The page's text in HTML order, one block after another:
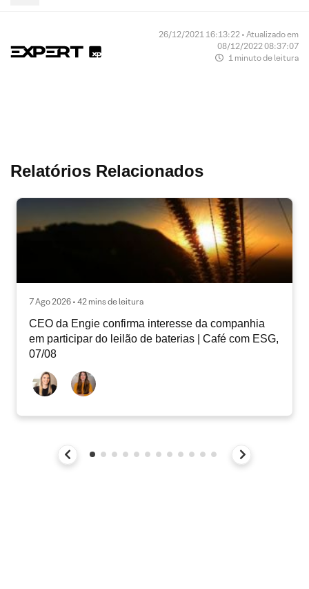
26/12/2021 16:13:22 • Atualizado em
08/12/2022 08:37:07
1 minuto de leitura
Relatórios Relacionados
7 Ago 2026 • 42 mins de leitura
CEO da Engie confirma interesse da companhia
em participar do leilão de baterias | Café com ESG,
07/08